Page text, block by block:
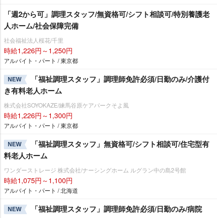
「週2から可」調理スタッフ/無資格可/シフト相談可/特別養護老
人ホーム/社会保障完備
社会福祉法人桜花/千里
時給1,226円～1,250円
アルバイト・パート / 東京都
NEW
「福祉調理スタッフ」調理師免許必須/日勤のみ/介護付
き有料老人ホーム
株式会社SOYOKAZE/練馬谷原ケアパークそよ風
時給1,226円～1,300円
アルバイト・パート / 東京都
NEW
「福祉調理スタッフ」無資格可/シフト相談可/住宅型有
料老人ホーム
ワンダーストレージ 株式会社/ナーシングホーム ルグラン中の島2号館
時給1,075円～1,100円
アルバイト・パート / 北海道
NEW 「福祉調理スタッフ」調理師免許必須/日勤のみ/病院